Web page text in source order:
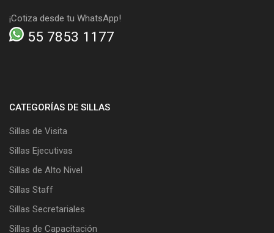
¡Cotiza desde tu WhatsApp!
55 7853 1177
CATEGORÍAS DE SILLAS
Sillas de Visita
Sillas Ejecutivas
Sillas de Alto Nivel
Sillas Staff
Sillas Secretariales
Sillas de Capacitación